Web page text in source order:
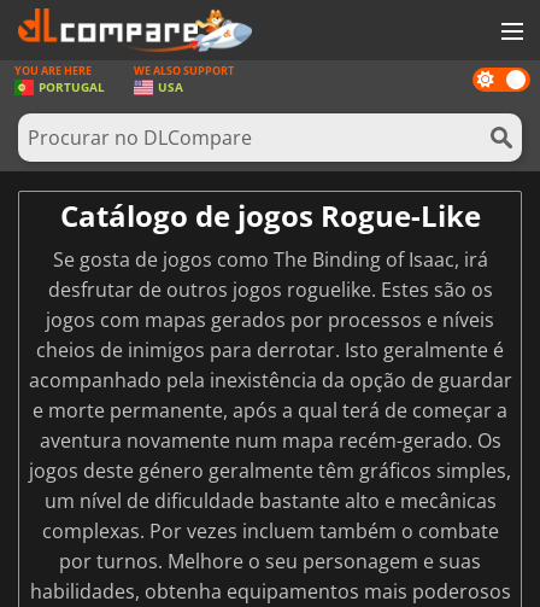
JOGOS
GAME CARDS
SOFTWARE
REWARDS
HARDWARE
NOTÍCIAS
ENTRAR OU REGISTAR
Dark
mode
YOU ARE HERE
PORTUGAL
WE ALSO SUPPORT
USA
Catálogo de jogos Rogue-Like
Se gosta de jogos como The Binding of Isaac, irá
desfrutar de outros jogos roguelike. Estes são os
jogos com mapas gerados por processos e níveis
cheios de inimigos para derrotar. Isto geralmente é
acompanhado pela inexistência da opção de guardar
e morte permanente, após a qual terá de começar a
aventura novamente num mapa recém-gerado. Os
jogos deste género geralmente têm gráficos simples,
um nível de dificuldade bastante alto e mecânicas
complexas. Por vezes incluem também o combate
por turnos. Melhore o seu personagem e suas
habilidades, obtenha equipamentos mais poderosos